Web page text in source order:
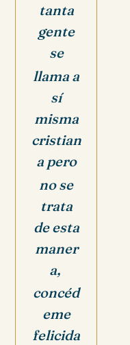
tanta
gente
se
llama a
sí
misma
cristian
a pero
no se
trata
de esta
maner
a,
concéd
eme
felicida